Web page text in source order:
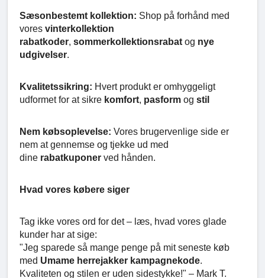
Sæsonbestemt kollektion: Shop på forhånd med
vores vinterkollektion
rabatkoder, sommerkollektionsrabat og nye
udgivelser.
Kvalitetssikring: Hvert produkt er omhyggeligt
udformet for at sikre komfort, pasform og stil
Nem købsoplevelse: Vores brugervenlige side er
nem at gennemse og tjekke ud med
dine rabatkuponer ved hånden.
Hvad vores købere siger
Tag ikke vores ord for det – læs, hvad vores glade
kunder har at sige:
"Jeg sparede så mange penge på mit seneste køb
med Umame herrejakker kampagnekode.
Kvaliteten og stilen er uden sidestykke!" – Mark T.